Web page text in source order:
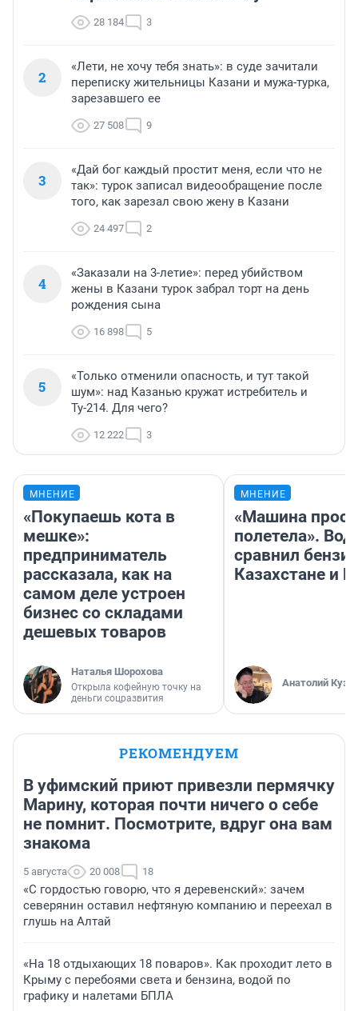
28 184 3
2
«Лети, не хочу тебя знать»: в суде зачитали
переписку жительницы Казани и мужа-турка,
зарезавшего ее
27 508 9
3
«Дай бог каждый простит меня, если что не
так»: турок записал видеообращение после
того, как зарезал свою жену в Казани
24 497 2
4
«Заказали на 3-летие»: перед убийством
жены в Казани турок забрал торт на день
рождения сына
16 898 5
5
«Только отменили опасность, и тут такой
шум»: над Казанью кружат истребитель и
Ту-214. Для чего?
12 222 3
МНЕНИЕ
«Покупаешь кота в
мешке»:
предприниматель
рассказала, как на
самом деле устроен
бизнес со складами
дешевых товаров
Наталья Шорохова
Открыла кофейную точку на
деньги соцразвития
МНЕНИЕ
«Машина
полетела».
сравнил
Казахстане и
Анатолий
РЕКОМЕНДУЕМ
В уфимский приют привезли пермячку
Марину, которая почти ничего о себе
не помнит. Посмотрите, вдруг она вам
знакома
5 августа 20 008 18
«С гордостью говорю, что я деревенский»: зачем
северянин оставил нефтяную компанию и переехал в
глушь на Алтай
«На 18 отдыхающих 18 поваров». Как проходит лето в
Крыму с перебоями света и бензина, водой по
графику и налетами БПЛА